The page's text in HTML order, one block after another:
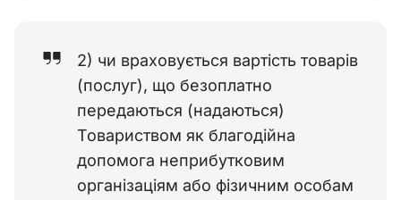
2) чи враховується вартість товарів
(послуг), що безоплатно
передаються (надаються)
Товариством як благодійна
допомога неприбутковим
організаціям або фізичним особам